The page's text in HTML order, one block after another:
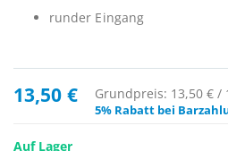
runder Eingang
13,50 € Grundpreis: 13,50 € /
5% Rabatt bei
Auf Lager